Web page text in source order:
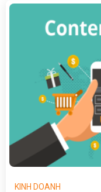
KINH DOANH